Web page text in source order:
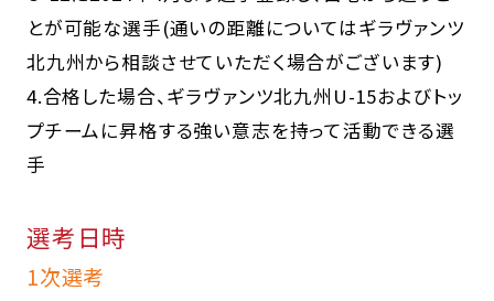
とが可能な選手(通いの距離についてはギラヴァンツ
北九州から相談させていただく場合がございます)
4.合格した場合、ギラヴァンツ北九州U-15およびトッ
プチームに昇格する強い意志を持って活動できる選
手
選考日時
1次選考